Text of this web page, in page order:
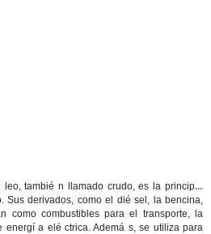
leo, tambié n llamado crudo, es la principal
Sus derivados, como el dié sel, la bencina,
como combustibles para el transporte, la
a elé ctrica. Ademá s, se utiliza para